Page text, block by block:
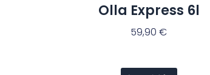
Olla Express 6l
59,90€